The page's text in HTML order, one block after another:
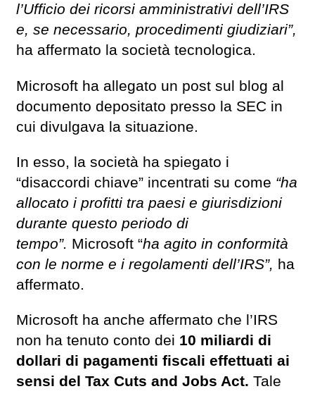
l’Ufficio dei ricorsi amministrativi dell’IRS
e, se necessario, procedimenti giudiziari”,
ha affermato la società tecnologica.
Microsoft ha allegato un post sul blog al
documento depositato presso la SEC in
cui divulgava la situazione.
In esso, la società ha spiegato i
“disaccordi chiave” incentrati su come “ha
allocato i profitti tra paesi e giurisdizioni
durante questo periodo di
tempo”. Microsoft “ha agito in conformità
con le norme e i regolamenti dell’IRS”, ha
affermato.
Microsoft ha anche affermato che l’IRS
non ha tenuto conto dei 10 miliardi di
dollari di pagamenti fiscali effettuati ai
sensi del Tax Cuts and Jobs Act. Tale